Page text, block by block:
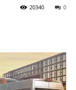
0
20340